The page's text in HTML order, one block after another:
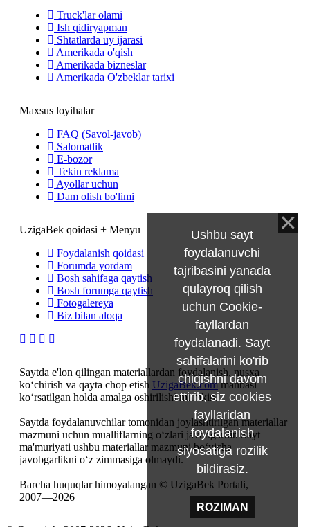
Truck'lar olami
Ish qidiryapman
Shtatlarda uy ijarasi
Amerikada o'qish
Amerikada bizneslar
Amerikada O'zbeklar tarixi
Maxsus loyihalar
FAQ (Savol-javob)
Salomatlik
E-bozor
Tekin reklama
Ayollar uchun
Dam olish bo'limi
UzigaBek qoidasi + Menyu
Foydalanish qoidasi
Forumda yordam
Bosh sahifaga qaytish
Bosh forumga qaytish
Fotogalereya
Biz bilan aloqa
Saytda e'lon qilingan materiallardan foydalanish, nusxa
ko‘chirish va qayta chop etish UzigaBek.commanbasi
ko‘rsatilgan holda amalga oshirilishi mumkin.
Saytda foydalanuvchilar tomonidan joylashtirilgan materiallar
mazmuni uchun mualliflarning o‘zlari javobgardir. Sayt
ma'muriyati ushbu materiallar mazmuni bo‘yicha
javobgarlikni o‘z zimmasiga olmaydi.
Barcha huquqlar himoyalangan © UzigaBek Portali,
2007—2026
Ushbu sayt
foydalanuvchi
tajribasini yanada
qulayroq qilish
uchun Cookie-
fayllardan
foydalanadi. Sayt
sahifalarini ko'rib
chiqishni davom
ettirib, sizcookies
fayllaridan
foydalanish
siyosatiga rozilik
bildirasiz.
ROZIMAN